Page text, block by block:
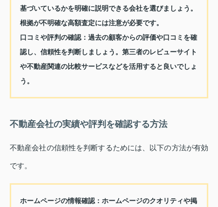
基づいているかを明確に説明できる会社を選びましょう。
根拠が不明確な高額査定には注意が必要です。
口コミや評判の確認：過去の顧客からの評価や口コミを確
認し、信頼性を判断しましょう。第三者のレビューサイト
や不動産関連の比較サービスなどを活用すると良いでしょ
う。
不動産会社の実績や評判を確認する方法
不動産会社の信頼性を判断するためには、以下の方法が有効
です。
ホームページの情報確認：ホームページのクオリティや掲